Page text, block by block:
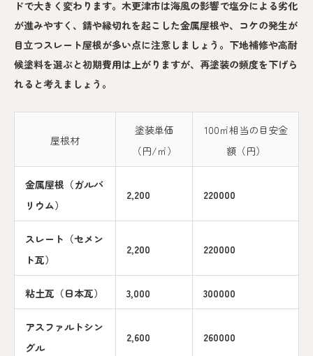
ドで大きく変わります。木更津市は海風の影響で塩分による劣化
が進みやすく、錆や縁切れを起こした金属屋根や、コケの発生が
目立つスレート屋根が多い点に注意しましょう。下地補修や高耐
候塗料を選ぶと初期費用は上がりますが、再塗装の頻度を下げら
れると考えましょう。
屋根材
塗装単価
（円/㎡）
100㎡相当の目安金
額（円）
金属屋根（ガルバ
リウム）
2,200 220000
スレート（セメン
ト瓦）
2,200 220000
粘土瓦（日本瓦） 3,000 300000
アスファルトシン
グル
2,600 260000